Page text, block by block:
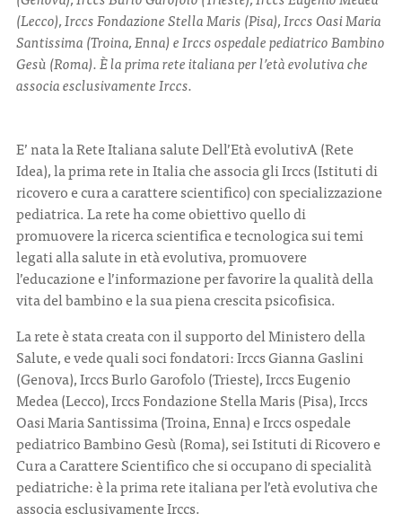
ITA ENG
(Lecco), Irccs Fondazione Stella Maris (Pisa), Irccs Oasi Maria
Santissima (Troina, Enna) e Irccs ospedale pediatrico Bambino
Gesù (Roma). È la prima rete italiana per l’età evolutiva che
associa esclusivamente Irccs.
E’ nata la Rete Italiana salute Dell’Età evolutivA (Rete
Idea), la prima rete in Italia che associa gli Irccs (Istituti di
ricovero e cura a carattere scientifico) con specializzazione
pediatrica. La rete ha come obiettivo quello di
promuovere la ricerca scientifica e tecnologica sui temi
legati alla salute in età evolutiva, promuovere
l’educazione e l’informazione per favorire la qualità della
vita del bambino e la sua piena crescita psicofisica.
La rete è stata creata con il supporto del Ministero della
Salute, e vede quali soci fondatori: Irccs Gianna Gaslini
(Genova), Irccs Burlo Garofolo (Trieste), Irccs Eugenio
Medea (Lecco), Irccs Fondazione Stella Maris (Pisa), Irccs
Oasi Maria Santissima (Troina, Enna) e Irccs ospedale
pediatrico Bambino Gesù (Roma), sei Istituti di Ricovero e
Cura a Carattere Scientifico che si occupano di specialità
pediatriche: è la prima rete italiana per l’età evolutiva che
associa esclusivamente Irccs.